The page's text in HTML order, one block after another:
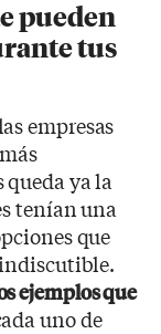
pueden
tus
empresas
ya la
tenían una
que
ejemplos que
uno de